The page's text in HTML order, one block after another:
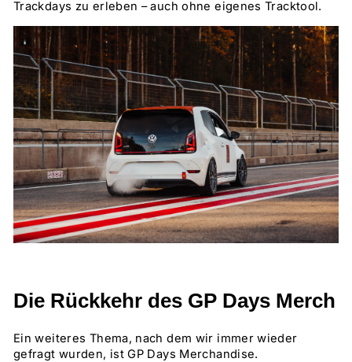
Trackdays zu erleben – auch ohne eigenes Tracktool.
Die Rückkehr des GP Days Merch
Ein weiteres Thema, nach dem wir immer wieder
gefragt wurden, ist GP Days Merchandise.